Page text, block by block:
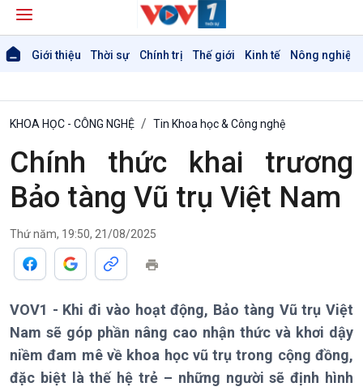
Giới thiệu Thời sự Chính trị Thế giới Kinh tế Nông nghiệp
KHOA HỌC - CÔNG NGHỆ Tin Khoa học & Công nghệ
Chính thức khai trương
Bảo tàng Vũ trụ Việt Nam
Thứ năm, 19:50, 21/08/2025
VOV1 - Khi đi vào hoạt động, Bảo tàng Vũ trụ Việt
Nam sẽ góp phần nâng cao nhận thức và khơi dậy
niềm đam mê về khoa học vũ trụ trong cộng đồng,
đặc biệt là thế hệ trẻ – những người sẽ định hình